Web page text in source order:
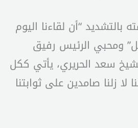
“أن لقاءنا اليوم
ومحبي الرئيس رفيق
سعد الحريري، يأتي ككل
لا زلنا صامدين على ثوابتنا